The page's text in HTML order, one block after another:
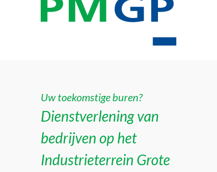
Uw toekomstige buren?
Dienstverlening van
bedrijven op het
Industrieterrein Grote